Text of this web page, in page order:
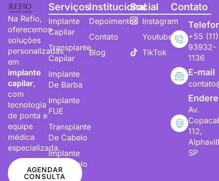
Na Refio,
oferecemos
soluções
personalizadas
em
implante
capilar,
com
tecnologia
de ponta e
equipe
médica
especializada.
AGENDAR
CONSULTA
Serviços
Implante
Capilar
Transplante
Capilar
Implante
De Barba
Implante
FUE
Transplante
De Cabelo
Implante
De Cabelo
Institucional
Depoimentos
Contato
Blog
Social
Instagram
Youtube
TikTok
Contato
+55 (11)
93932-
1136
E-mail
Av.
112,
SP